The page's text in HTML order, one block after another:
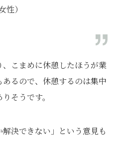
性）
、こまめに休憩したほうが業
るので、休憩するのは集中
そうです。
解決できない」という意見も